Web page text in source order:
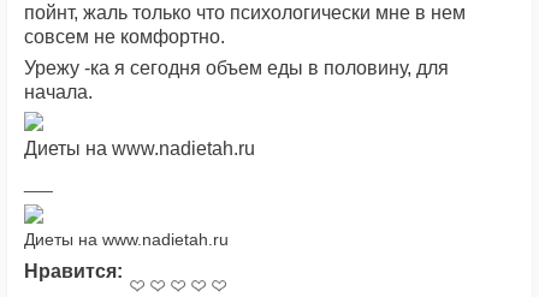
пойнт, жаль только что психологически мне в нем
совсем не комфортно.
Урежу -ка я сегодня объем еды в половину, для
начала.
Диеты на www.nadietah.ru
Диеты на www.nadietah.ru
Нравится: